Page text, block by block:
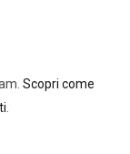
Scopri come
.